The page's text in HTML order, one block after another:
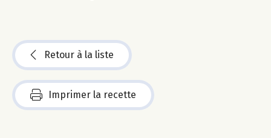
Retour à la liste
Imprimer la recette